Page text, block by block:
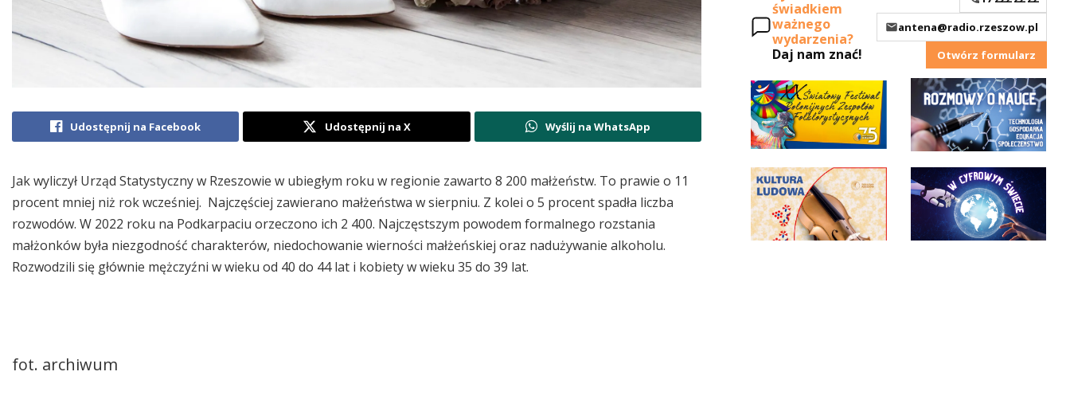
Udostępnij na Facebook Udostępnij na X Wyślij na WhatsApp
Jak wyliczył Urząd Statystyczny w Rzeszowie w ubiegłym roku w regionie zawarto 8 200 małżeństw. To prawie o 11
procent mniej niż rok wcześniej. Najczęściej zawierano małżeństwa w sierpniu. Z kolei o 5 procent spadła liczba
rozwodów. W 2022 roku na Podkarpaciu orzeczono ich 2 400. Najczęstszym powodem formalnego rozstania
małżonków była niezgodność charakterów, niedochowanie wierności małżeńskiej oraz nadużywanie alkoholu.
Rozwodzili się głównie mężczyźni w wieku od 40 do 44 lat i kobiety w wieku 35 do 39 lat.
fot. archiwum
świadkiem
ważnego
wydarzenia?
Daj nam znać!
antena@radio.rzeszow.pl
Otwórz formularz